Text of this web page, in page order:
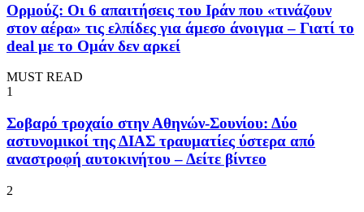
Ορμούζ: Οι 6 απαιτήσεις του Ιράν που «τινάζουν
στον αέρα» τις ελπίδες για άμεσο άνοιγμα – Γιατί το
deal με το Ομάν δεν αρκεί
MUST READ
1
Σοβαρό τροχαίο στην Αθηνών-Σουνίου: Δύο
αστυνομικοί της ΔΙΑΣ τραυματίες ύστερα από
αναστροφή αυτοκινήτου – Δείτε βίντεο
2